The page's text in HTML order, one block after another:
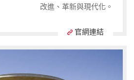
改進、革新與現代化。
官網連結